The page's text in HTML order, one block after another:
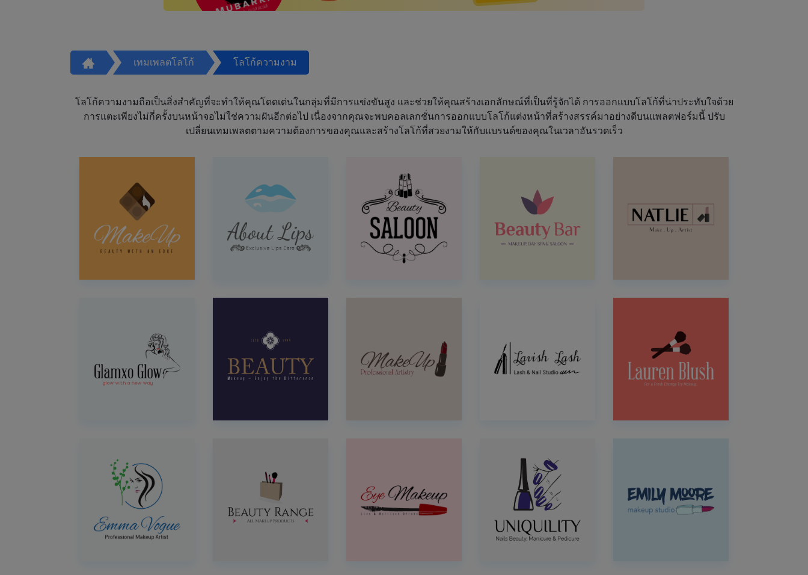
เทมเพลตโลโก้ โลโก้ความงาม
โลโก้ความงามถือเป็นสิ่งสำคัญที่จะทำให้คุณโดดเด่นในกลุ่มที่มีการแข่งขันสูง และช่วยให้คุณสร้างเอกลักษณ์ที่เป็นที่รู้จักได้ การออกแบบโลโก้ที่น่าประทับใจด้วย
การแตะเพียงไม่กี่ครั้งบนหน้าจอไม่ใช่ความฝันอีกต่อไป เนื่องจากคุณจะพบคอลเลกชั่นการออกแบบโลโก้แต่งหน้าที่สร้างสรรค์มาอย่างดีบนแพลตฟอร์มนี้ ปรับ
เปลี่ยนเทมเพลตตามความต้องการของคุณและสร้างโลโก้ที่สวยงามให้กับแบรนด์ของคุณในเวลาอันรวดเร็ว